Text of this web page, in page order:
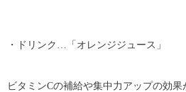
・ドリンク…「オレンジジュース」
ビタミンCの補給や集中力アップの効果